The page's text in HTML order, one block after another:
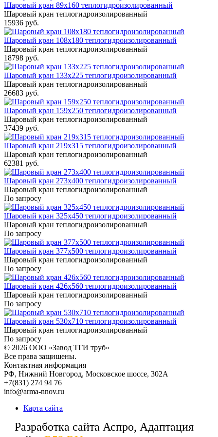
Шаровый кран 89x160 теплогидроизолированный
Шаровый кран теплогидроизолированный
15936 руб.
Шаровый кран 108x180 теплогидроизолированный
Шаровый кран теплогидроизолированный
18798 руб.
Шаровый кран 133x225 теплогидроизолированный
Шаровый кран теплогидроизолированный
26683 руб.
Шаровый кран 159x250 теплогидроизолированный
Шаровый кран теплогидроизолированный
37439 руб.
Шаровый кран 219x315 теплогидроизолированный
Шаровый кран теплогидроизолированный
62381 руб.
Шаровый кран 273x400 теплогидроизолированный
Шаровый кран теплогидроизолированный
По запросу
Шаровый кран 325x450 теплогидроизолированный
Шаровый кран теплогидроизолированный
По запросу
Шаровый кран 377x500 теплогидроизолированный
Шаровый кран теплогидроизолированный
По запросу
Шаровый кран 426x560 теплогидроизолированный
Шаровый кран теплогидроизолированный
По запросу
Шаровый кран 530x710 теплогидроизолированный
Шаровый кран теплогидроизолированный
По запросу
© 2026 ООО «Завод ТГИ труб»
Все права защищены.
Контактная информация
РФ, Нижний Новгород, Московское шоссе, 302А
+7(831) 274 94 76
info@arma-nnov.ru
Карта сайта
Разработка сайта Аспро, Адаптация